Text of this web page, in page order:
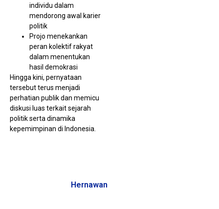
individu dalam
mendorong awal karier
politik
Projo menekankan
peran kolektif rakyat
dalam menentukan
hasil demokrasi
Hingga kini, pernyataan
tersebut terus menjadi
perhatian publik dan memicu
diskusi luas terkait sejarah
politik serta dinamika
kepemimpinan di Indonesia.
Hernawan